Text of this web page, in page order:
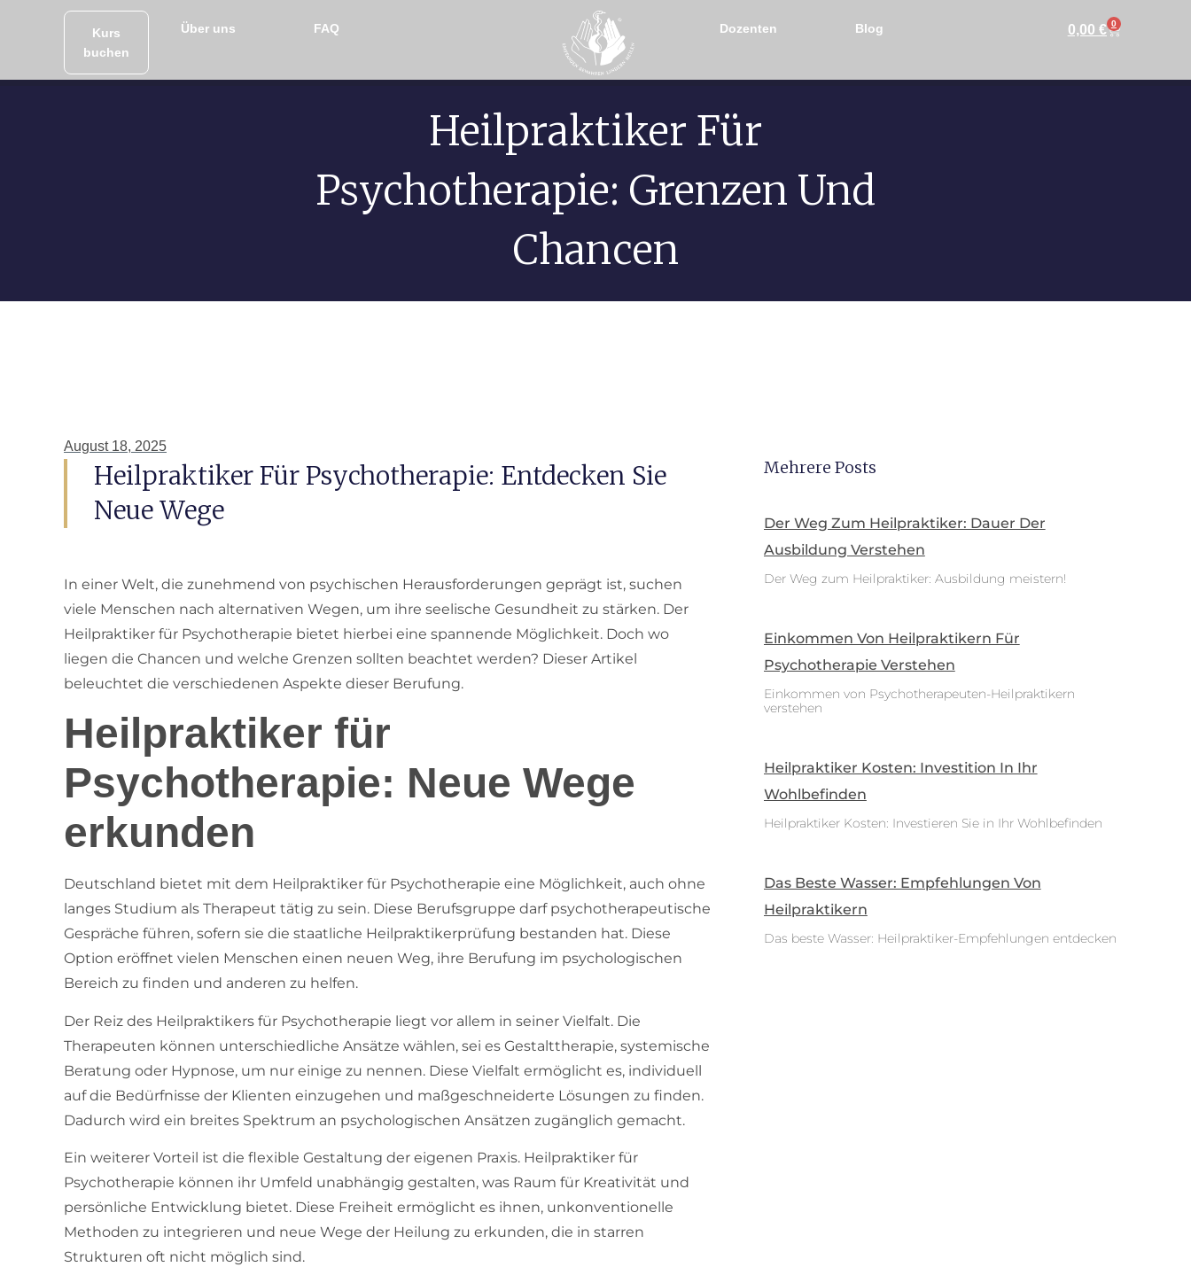
Kurs
buchen
Über uns FAQ Dozenten Blog 0,00 € 0
Heilpraktiker Für
Psychotherapie: Grenzen Und
Chancen
August 18, 2025
Heilpraktiker Für Psychotherapie: Entdecken Sie
Neue Wege
In einer Welt, die zunehmend von psychischen Herausforderungen geprägt ist, suchen
viele Menschen nach alternativen Wegen, um ihre seelische Gesundheit zu stärken. Der
Heilpraktiker für Psychotherapie bietet hierbei eine spannende Möglichkeit. Doch wo
liegen die Chancen und welche Grenzen sollten beachtet werden? Dieser Artikel
beleuchtet die verschiedenen Aspekte dieser Berufung.
Heilpraktiker für
Psychotherapie: Neue Wege
erkunden
Deutschland bietet mit dem Heilpraktiker für Psychotherapie eine Möglichkeit, auch ohne
langes Studium als Therapeut tätig zu sein. Diese Berufsgruppe darf psychotherapeutische
Gespräche führen, sofern sie die staatliche Heilpraktikerprüfung bestanden hat. Diese
Option eröffnet vielen Menschen einen neuen Weg, ihre Berufung im psychologischen
Bereich zu finden und anderen zu helfen.
Der Reiz des Heilpraktikers für Psychotherapie liegt vor allem in seiner Vielfalt. Die
Therapeuten können unterschiedliche Ansätze wählen, sei es Gestalttherapie, systemische
Beratung oder Hypnose, um nur einige zu nennen. Diese Vielfalt ermöglicht es, individuell
auf die Bedürfnisse der Klienten einzugehen und maßgeschneiderte Lösungen zu finden.
Dadurch wird ein breites Spektrum an psychologischen Ansätzen zugänglich gemacht.
Ein weiterer Vorteil ist die flexible Gestaltung der eigenen Praxis. Heilpraktiker für
Psychotherapie können ihr Umfeld unabhängig gestalten, was Raum für Kreativität und
persönliche Entwicklung bietet. Diese Freiheit ermöglicht es ihnen, unkonventionelle
Methoden zu integrieren und neue Wege der Heilung zu erkunden, die in starren
Strukturen oft nicht möglich sind.
Mehrere Posts
Der Weg Zum Heilpraktiker: Dauer Der
Ausbildung Verstehen
Der Weg zum Heilpraktiker: Ausbildung meistern!
Einkommen Von Heilpraktikern Für
Psychotherapie Verstehen
Einkommen von Psychotherapeuten-Heilpraktikern
verstehen
Heilpraktiker Kosten: Investition In Ihr
Wohlbefinden
Heilpraktiker Kosten: Investieren Sie in Ihr Wohlbefinden
Das Beste Wasser: Empfehlungen Von
Heilpraktikern
Das beste Wasser: Heilpraktiker-Empfehlungen entdecken